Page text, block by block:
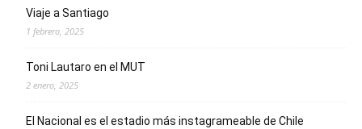
Viaje a Santiago
1 febrero, 2025
Toni Lautaro en el MUT
2 enero, 2025
El Nacional es el estadio más instagrameable de Chile